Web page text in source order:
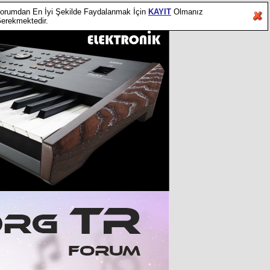
En İyi Şekilde Faydalanmak İçin KAYIT Olmanız